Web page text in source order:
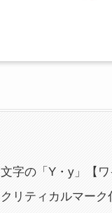
字の「Y・y」【
リティカルマー